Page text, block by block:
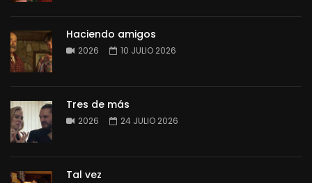
Haciendo amigos
2026 10 JULIO 2026
Tres de más
2026 24 JULIO 2026
Tal vez